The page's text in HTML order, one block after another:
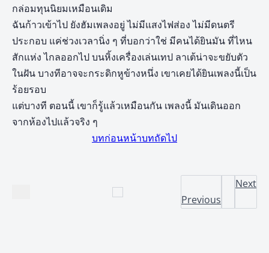
กล่อมทุนนิยมเหมือนเดิม
ฉันก้าวเข้าไป ยังฮัมเพลงอยู่ ไม่มีแสงไฟส่อง ไม่มีดนตรี
ประกอบ แค่ช่วงเวลานิ่ง ๆ ที่บอกว่าใช่ มีคนได้ยินมัน ที่ไหน
สักแห่ง ไกลออกไป บนหิ้งเครื่องเล่นเทป ลาเต้น่าจะขยับตัว
ในฝัน บางทีอาจจะกระดิกหูข้างหนึ่ง เขาเคยได้ยินเพลงนี้เป็น
ร้อยรอบ
แต่บางที ตอนนี้ เขาก็รู้แล้วเหมือนกัน เพลงนี้ มันเดินออก
จากห้องไปแล้วจริง ๆ
บทก่อนหน้าบทถัดไป
Previous
Next